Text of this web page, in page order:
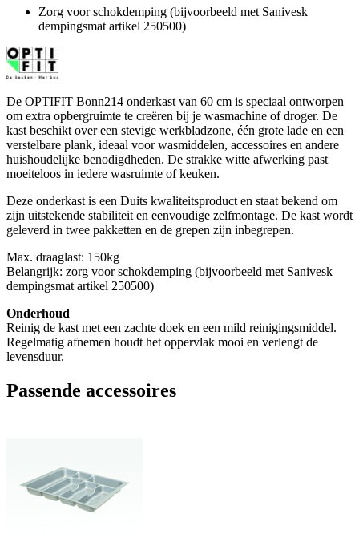
Zorg voor schokdemping (bijvoorbeeld met Sanivesk
dempingsmat artikel 250500)
De OPTIFIT Bonn214 onderkast van 60 cm is speciaal ontworpen
om extra opbergruimte te creëren bij je wasmachine of droger. De
kast beschikt over een stevige werkbladzone, één grote lade en een
verstelbare plank, ideaal voor wasmiddelen, accessoires en andere
huishoudelijke benodigdheden. De strakke witte afwerking past
moeiteloos in iedere wasruimte of keuken.
Deze onderkast is een Duits kwaliteitsproduct en staat bekend om
zijn uitstekende stabiliteit en eenvoudige zelfmontage. De kast wordt
geleverd in twee pakketten en de grepen zijn inbegrepen.
Max. draaglast: 150kg
Belangrijk: zorg voor schokdemping (bijvoorbeeld met Sanivesk
dempingsmat artikel 250500)
Onderhoud
Reinig de kast met een zachte doek en een mild reinigingsmiddel.
Regelmatig afnemen houdt het oppervlak mooi en verlengt de
levensduur.
Passende accessoires